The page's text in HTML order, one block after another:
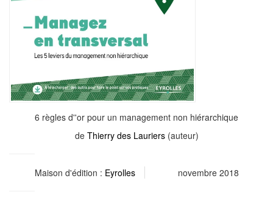
6 règles d''or pour un management non hiérarchique
de Thierry des Lauriers(auteur)
Maison d'édition : Eyrolles novembre 2018